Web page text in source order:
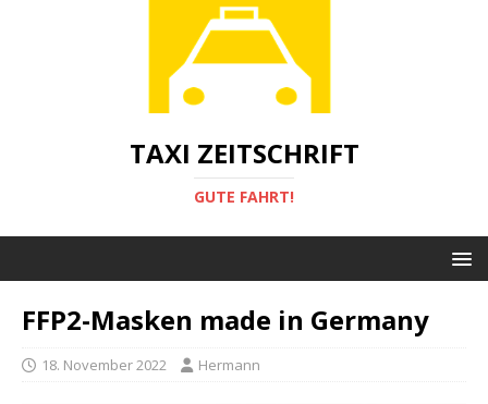
TAXI ZEITSCHRIFT
GUTE FAHRT!
FFP2-Masken made in Germany
18. November 2022 Hermann